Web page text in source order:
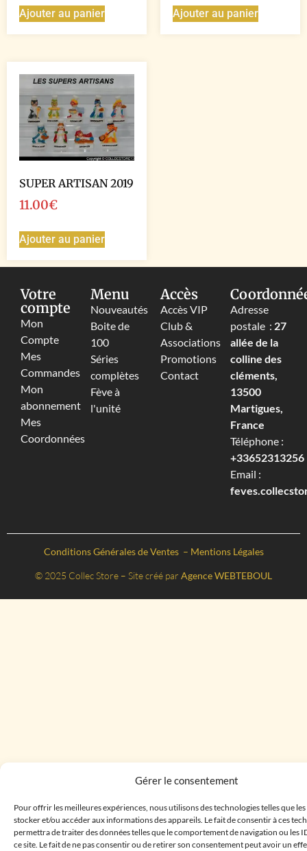
Gérer le consentement
Pour offrir les meilleures expériences, nous utilisons des technologies telles que
stocker et/ou accéder aux informations des appareils. Le fait de consentir à ces
permettra de traiter des données telles que le comportement de navigation ou les
ce site. Le fait de ne pas consentir ou de retirer son consentement peut avoir un
Ajouter au panier Ajouter au panier
SUPER ARTISAN 2019
11.00€
Ajouter au panier
Votre
compte
Mon
Compte
Mes
Commandes
Mon
abonnement
Mes
Coordonnées
Menu
Nouveautés
Boite de
100
Séries
complètes
Fève à
l'unité
Accès
Accès VIP
Club &
Associations
Promotions
Contact
Adresse
postale : 27
allée de la
colline des
cléments,
13500
Martigues,
France
Téléphone :
+33652313256‬
Email :
Conditions Générales de Ventes – Mentions Légales
© 2025 Collec Store – Site créé par Agence WEBTEBOUL